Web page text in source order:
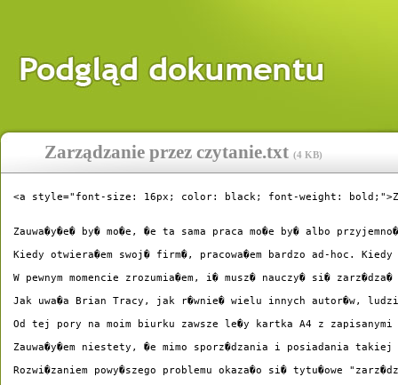
Zarządzanie przez czytanie.txt (4 KB)
<a style="font-size: 16px; color: black; font-weight:
Zauwa�y�e� by� mo�e, �e ta sama praca mo�e by� albo
Kiedy otwiera�em swoj� firm�, pracowa�em bardzo ad-hoc.
W pewnym momencie zrozumia�em, i� musz� nauczy� si�
Jak uwa�a Brian Tracy, jak r�wnie� wielu innych autor�w, ludzi
Od tej pory na moim biurku zawsze le�y kartka A4 z
Zauwa�y�em niestety, �e mimo sporz�dzania i posiadania
Rozwi�zaniem powy�szego problemu okaza�o si� tytu�owe